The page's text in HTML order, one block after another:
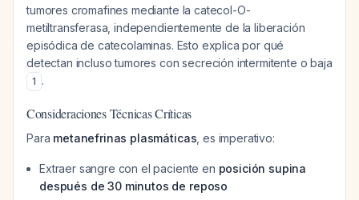
tumores cromafines mediante la catecol-O-
metiltransferasa, independientemente de la liberación
episódica de catecolaminas. Esto explica por qué
detectan incluso tumores con secreción intermitente o baja
1 .
Consideraciones Técnicas Críticas
Para metanefrinas plasmáticas , es imperativo:
Extraer sangre con el paciente en posición supina
después de 30 minutos de reposo